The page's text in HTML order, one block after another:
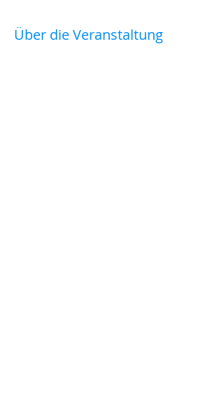
Über die Veranstaltung